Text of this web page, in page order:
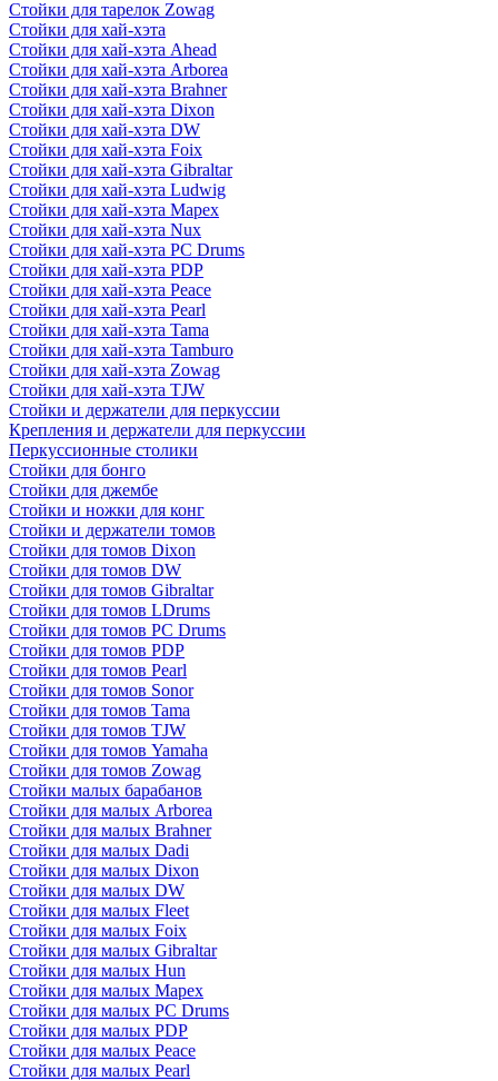
Стойки для тарелок Zowag
Стойки для хай-хэта
Стойки для хай-хэта Ahead
Стойки для хай-хэта Arborea
Стойки для хай-хэта Brahner
Стойки для хай-хэта Dixon
Стойки для хай-хэта DW
Стойки для хай-хэта Foix
Стойки для хай-хэта Gibraltar
Стойки для хай-хэта Ludwig
Стойки для хай-хэта Mapex
Стойки для хай-хэта Nux
Стойки для хай-хэта PC Drums
Стойки для хай-хэта PDP
Стойки для хай-хэта Peace
Стойки для хай-хэта Pearl
Стойки для хай-хэта Tama
Стойки для хай-хэта Tamburo
Стойки для хай-хэта Zowag
Стойки для хай-хэта TJW
Стойки и держатели для перкуссии
Крепления и держатели для перкуссии
Перкуссионные столики
Стойки для бонго
Стойки для джембе
Стойки и ножки для конг
Стойки и держатели томов
Стойки для томов Dixon
Стойки для томов DW
Стойки для томов Gibraltar
Стойки для томов LDrums
Стойки для томов PC Drums
Стойки для томов PDP
Стойки для томов Pearl
Стойки для томов Sonor
Стойки для томов Tama
Стойки для томов TJW
Стойки для томов Yamaha
Стойки для томов Zowag
Стойки малых барабанов
Стойки для малых Arborea
Стойки для малых Brahner
Стойки для малых Dadi
Стойки для малых Dixon
Стойки для малых DW
Стойки для малых Fleet
Стойки для малых Foix
Стойки для малых Gibraltar
Стойки для малых Hun
Стойки для малых Mapex
Стойки для малых PC Drums
Стойки для малых PDP
Стойки для малых Peace
Стойки для малых Pearl